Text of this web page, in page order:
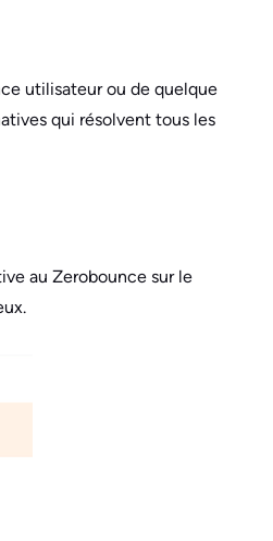
utilisateur ou de quelque
qui résolvent tous les
au Zerobounce sur le